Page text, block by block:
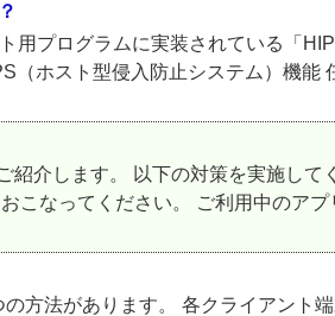
用プログラムに実装されている「
ホスト型侵入防止システム）機能
介します。 以下の対策を実施し
こなってください。 ご利用中のア
方法があります。 各クライアント